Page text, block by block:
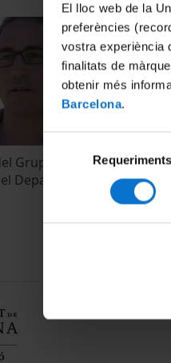
El lloc web de la
preferències
vostra experiència
finalitats de
obtenir més
Barcelona.
de
consentiment
Requeriments
Grup de Recerca
Departament de